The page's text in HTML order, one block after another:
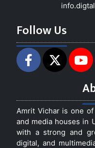
Follow Us
Amrit Vichar is one
and media houses in
with a strong and
digital, and